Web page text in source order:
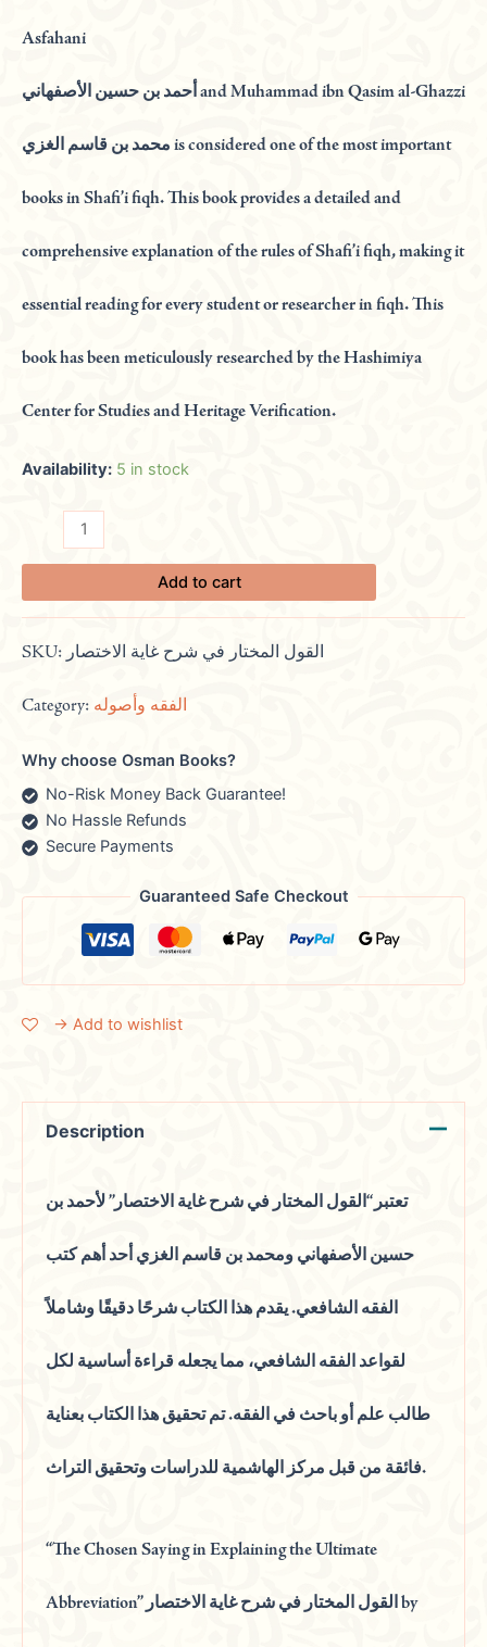
Asfahani
أحمد بن حسين الأصفهاني and Muhammad ibn Qasim al-Ghazzi
محمد بن قاسم الغزي is considered one of the most important
books in Shafi’i fiqh. This book provides a detailed and
comprehensive explanation of the rules of Shafi’i fiqh, making it
essential reading for every student or researcher in fiqh. This
book has been meticulously researched by the Hashimiya
Center for Studies and Heritage Verification.
Availability: 5 in stock
Add to cart
SKU: القول المختار في شرح غاية الاختصار
Category: الفقه وأصوله
Why choose Osman Books?
No-Risk Money Back Guarantee!
No Hassle Refunds
Secure Payments
Guaranteed Safe Checkout
→ Add to wishlist
Description
تعتبر “القول المختار في شرح غاية الاختصار” لأحمد بن
حسين الأصفهاني ومحمد بن قاسم الغزي أحد أهم كتب
الفقه الشافعي. يقدم هذا الكتاب شرحًا دقيقًا وشاملاً
لقواعد الفقه الشافعي، مما يجعله قراءة أساسية لكل
طالب علم أو باحث في الفقه. تم تحقيق هذا الكتاب بعناية
فائقة من قبل مركز الهاشمية للدراسات وتحقيق التراث.
“The Chosen Saying in Explaining the Ultimate
Abbreviation” القول المختار في شرح غاية الاختصار by